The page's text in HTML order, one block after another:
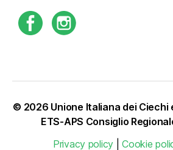
© 2026 Unione Italiana dei Ciechi
ETS-APS Consiglio
Privacy policy |Cookie